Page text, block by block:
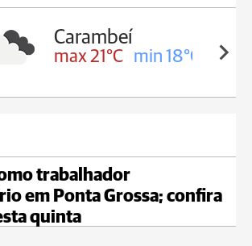
Carambeí
max 21°C min 18°C
trabalhador
em Ponta Grossa; confira
quinta